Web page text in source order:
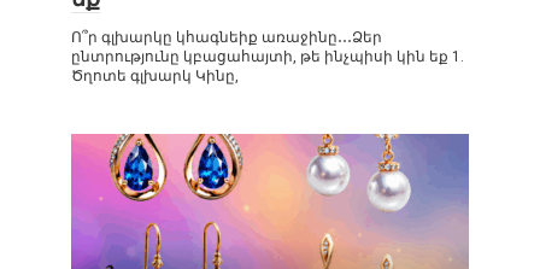
Ո՞ր գլխարկը կհագնեիք առաջինը․․․Ձեր
ընտրությունը կբացահայտի, թե ինչպիսի կին եք 1.
Ծղոտե գլխարկ Կինը,